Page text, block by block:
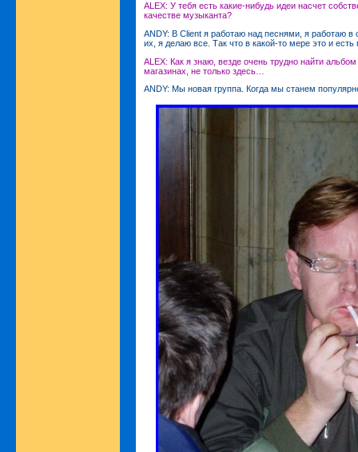
ALEX: У тебя есть какие-нибудь идеи насчет
качестве музыканта?
ANDY: В Client я работаю над песнями, я работаю
их, я делаю все. Так что в какой-то мере это и
ALEX: Как я знаю, везде очень трудно найти
магазинах, не только здесь…
ANDY: Мы новая группа. Когда мы станем